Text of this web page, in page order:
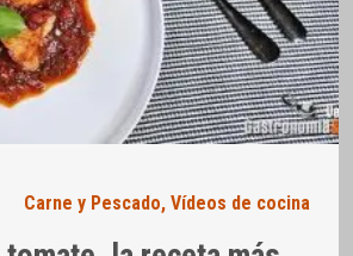
Carne y Pescado, Vídeos de cocina